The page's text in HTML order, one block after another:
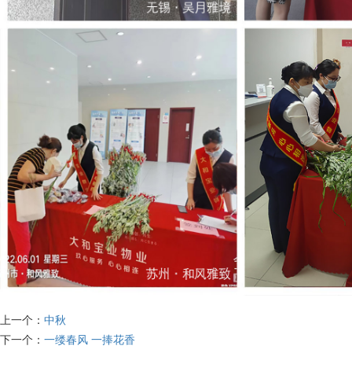
上一个： 中秋
下一个： 一缕春风 一捧花香